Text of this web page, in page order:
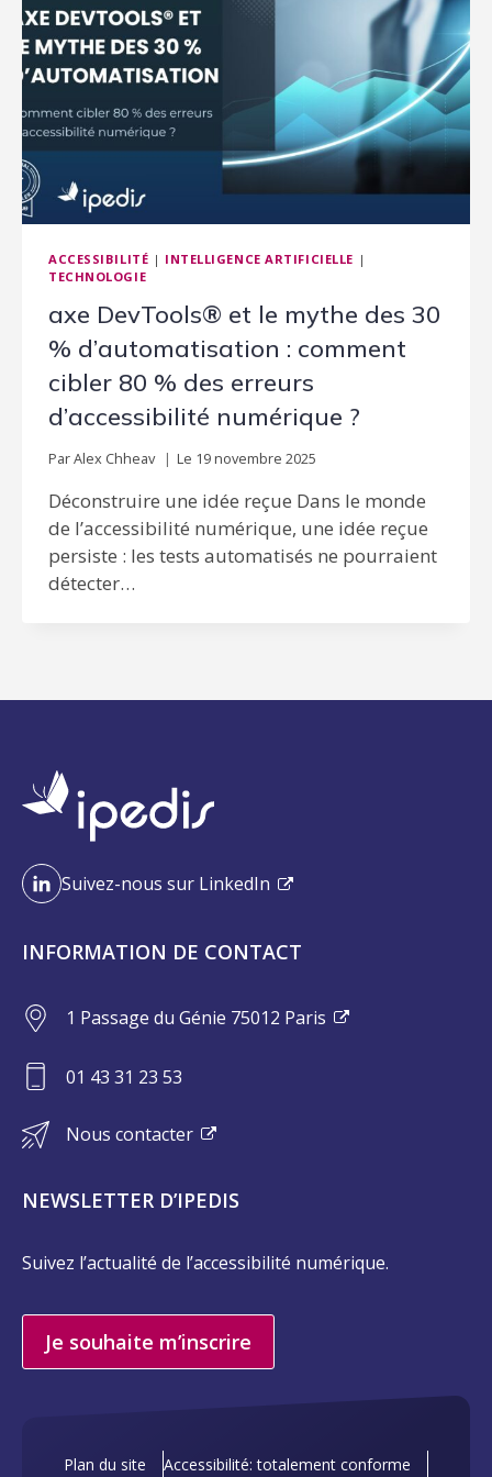
ACCESSIBILITÉ | INTELLIGENCE ARTIFICIELLE |
TECHNOLOGIE
axe DevTools® et le mythe des 30
% d’automatisation : comment
cibler 80 % des erreurs
d’accessibilité numérique ?
ParAlex Chheav Le 19 novembre 2025
Déconstruire une idée reçue Dans le monde
de l’accessibilité numérique, une idée reçue
persiste : les tests automatisés ne pourraient
détecter…
Suivez-nous sur LinkedIn
INFORMATION DE CONTACT
1 Passage du Génie 75012 Paris
01 43 31 23 53
Nous contacter
NEWSLETTER D’IPEDIS
Suivez l’actualité de l’accessibilité numérique.
Je souhaite m’inscrire
Plan du site Accessibilité: totalement conforme